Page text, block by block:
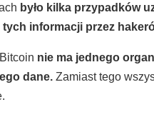
było kilka przypadków
informacji przez
nie ma jednego
dane. Zamiast tego